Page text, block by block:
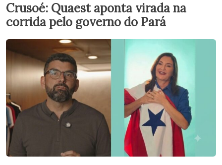
Crusoé: Quaest aponta virada na
corrida pelo governo do Pará